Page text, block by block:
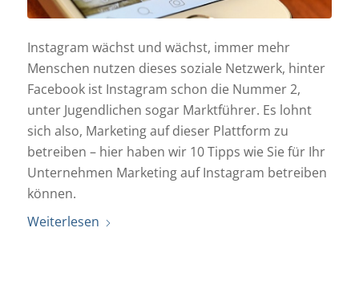
Instagram wächst und wächst, immer mehr
Menschen nutzen dieses soziale Netzwerk, hinter
Facebook ist Instagram schon die Nummer 2,
unter Jugendlichen sogar Marktführer. Es lohnt
sich also, Marketing auf dieser Plattform zu
betreiben – hier haben wir 10 Tipps wie Sie für Ihr
Unternehmen Marketing auf Instagram betreiben
können.
Weiterlesen